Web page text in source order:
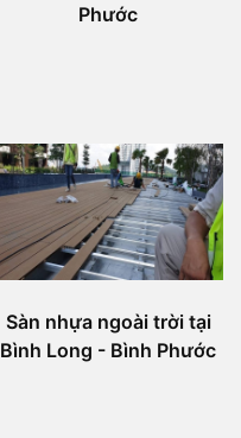
Phước
Sàn nhựa ngoài trời tại
Bình Long - Bình Phước